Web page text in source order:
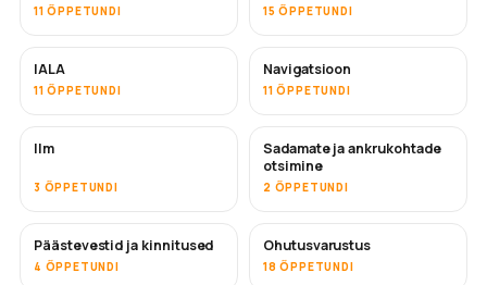
11 ÕPPETUNDI 15 ÕPPETUNDI
IALA
11 ÕPPETUNDI
Navigatsioon
11 ÕPPETUNDI
Ilm
3 ÕPPETUNDI
Sadamate ja ankrukohtade
otsimine
2 ÕPPETUNDI
Päästevestid ja kinnitused
4 ÕPPETUNDI
Ohutusvarustus
18 ÕPPETUNDI